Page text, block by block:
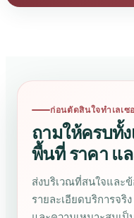
ก่อนตัดสินใจทำเลเซ
ถามให้ครบทั้
พื้นที่ ราคา แ
ส่งบริเวณที่สนใจและ
รายละเอียดบริการจริ